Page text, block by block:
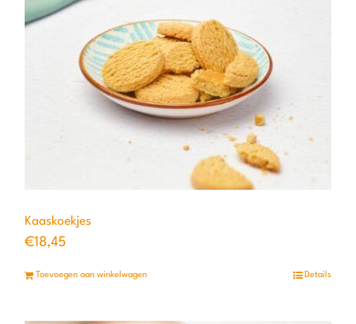
Kaaskoekjes
€18,45
Toevoegen aan winkelwagen Details